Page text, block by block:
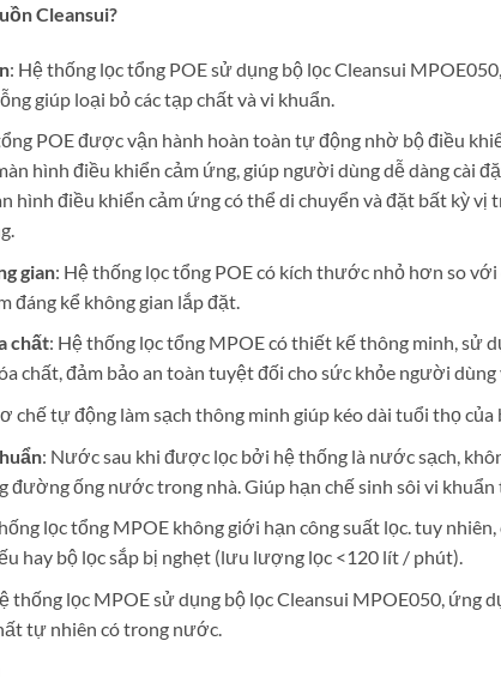
Cleansui?
: Hệ thống lọc tổng POE sử dụng bộ lọc Cleansui
giúp loại bỏ các tạp chất và vi khuẩn.
POE được vận hành hoàn toàn tự động nhờ bộ điều
hình điều khiển cảm ứng, giúp người dùng dễ dàng cài
hình điều khiển cảm ứng có thể di chuyển và đặt bất kỳ
gian: Hệ thống lọc tổng POE có kích thước nhỏ hơn so
đáng kể không gian lắp đặt.
chất: Hệ thống lọc tổng MPOE có thiết kế thông minh, sử
chất, đảm bảo an toàn tuyệt đối cho sức khỏe người
chế tự động làm sạch thông minh giúp kéo dài tuổi thọ của
: Nước sau khi được lọc bởi hệ thống là nước sạch,
ống nước trong nhà. Giúp hạn chế sinh sôi vi khuẩn
lọc tổng MPOE không giới hạn công suất lọc. tuy
hay bộ lọc sắp bị nghẹt (lưu lượng lọc <120 lít / phút).
thống lọc MPOE sử dụng bộ lọc Cleansui MPOE050, ứng
tự nhiên có trong nước.